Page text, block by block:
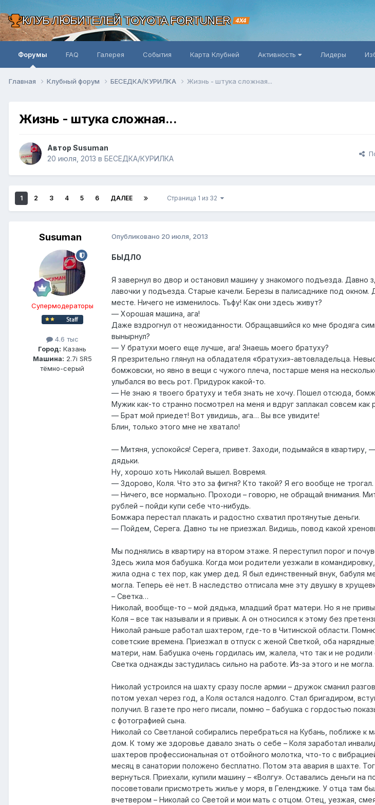
КЛУБ ЛЮБИТЕЛЕЙ TOYOTA FORTUNER 4X4
Форумы FAQ Галерея События Карта Клубней Активность Лидеры
Главная Клубный форум БЕСЕДКА/КУРИЛКА Жизнь - штука сложная...
Жизнь - штука сложная...
Автор Susuman
20 июля, 2013 в БЕСЕДКА/КУРИЛКА
1 2 3 4 5 6 ДАЛЕЕ Страница 1 из 32
Susuman
Супермодераторы
4.6 тыс
Город: Казань
Машина: 2.7i SR5
тёмно-серый
Опубликовано 20 июля, 2013
БЫДЛО
Я завернул во двор и остановил машину у знакомого подъезда. Давно
лавочки у подъезда. Старые качели. Березы в палисаднике под окном.
месте. Ничего не изменилось. Тьфу! Как они здесь живут?
— Хорошая машина, ага!
Даже вздрогнул от неожиданности. Обращавшийся ко мне бродяга
вынырнул?
— У братухи моего еще лучше, ага! Знаешь моего братуху?
Я презрительно глянул на обладателя «братухи»-автовладельца.
бомжовски, но явно в вещи с чужого плеча, постарше меня на
улыбался во весь рот. Придурок какой-то.
— Не знаю я твоего братуху и тебя знать не хочу. Пошел отсюда,
Мужик как-то странно посмотрел на меня и вдруг заплакал совсем как
— Брат мой приедет! Вот увидишь, ага… Вы все увидите!
Блин, только этого мне не хватало!
— Митяня, успокойся! Серега, привет. Заходи, подымайся в квартиру,
дядьки.
Ну, хорошо хоть Николай вышел. Вовремя.
— Здорово, Коля. Что это за фигня? Кто такой? Я его вообще не трогал.
— Ничего, все нормально. Проходи – говорю, не обращай внимания.
рублей – пойди купи себе что-нибудь.
Бомжара перестал плакать и радостно схватил протянутые деньги.
— Пойдем, Серега. Давно ты не приезжал. Видишь, повод какой
Мы поднялись в квартиру на втором этаже. Я переступил порог и
Здесь жила моя бабушка. Когда мои родители уезжали в
жила одна с тех пор, как умер дед. Я был единственный внук, бабуля
могла. Теперь её нет. В наследство отписала мне эту двушку в
– Светка…
Николай, вообще-то – мой дядька, младший брат матери. Но я не
Коля – все так называли и я привык. А он относился к этому без
Николай раньше работал шахтером, где-то в Читинской области.
советские времена. Приезжал в отпуск с женой Светкой, оба
матери, нам. Бабушка очень гордилась им, жалела, что так и не родили
Светка однажды застудилась сильно на работе. Из-за этого и не могла.
Николай устроился на шахту сразу после армии – дружок сманил
потом уехал через год, а Коля остался надолго. Стал бригадиром,
получил. В газете про него писали, помню – бабушка с гордостью
с фотографией сына.
Николай со Светланой собирались перебраться на Кубань, поближе к
дом. К тому же здоровье давало знать о себе – Коля заработал
шахтеров профессиональная от отбойного молотка, что-то с
месяц в санатории положено бесплатно. Потом эта авария в шахте.
вернуться. Приехали, купили машину – «Волгу». Оставались деньги на
посоветовали присмотреть жилье у моря, в Геленджике. У отца там
вчетвером – Николай со Светой и мои мать с отцом. Отец, уезжая,